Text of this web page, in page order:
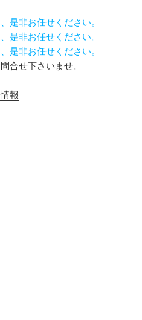
是非お任せください。
是非お任せください。
是非お任せください。
合せ下さいませ。
報